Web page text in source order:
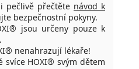
pečlivě přečtěte návod k
bezpečnostní pokyny.
jsou určeny pouze k
nenahrazují lékaře!
svíce HOXI® svým dětem